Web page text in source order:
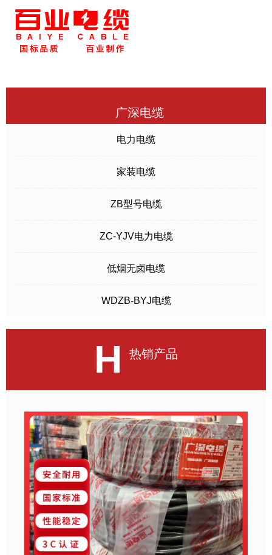
广深电缆
电力电缆
家装电缆
ZB型号电缆
ZC-YJV电力电缆
低烟无卤电缆
WDZB-BYJ电缆
H 热销产品